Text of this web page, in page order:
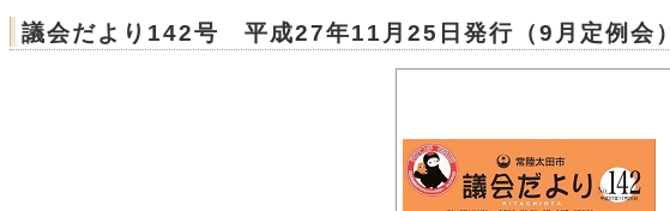
議会だより142号 平成27年11月25日発行（9月定例会）